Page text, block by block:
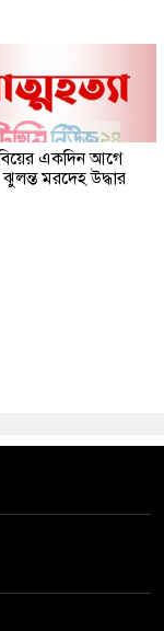
একদিন আগে
মরদেহ উদ্ধার